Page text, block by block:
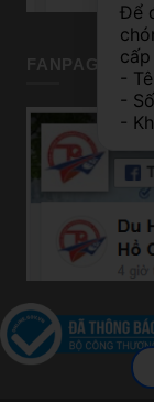
FANPAGE TP
Để
-
-
-